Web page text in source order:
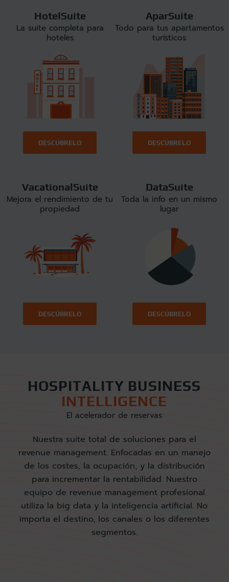
HotelSuite
La suite completa para
hoteles
DESCÚBRELO
AparSuite
Todo para tus apartamentos
turísticos
DESCÚBRELO
VacationalSuite
Mejora el rendimiento de tu
propiedad
DESCÚBRELO
DataSuite
Toda la info en un mismo
lugar
DESCÚBRELO
HOSPITALITY BUSINESS
INTELLIGENCE
El acelerador de reservas
Nuestra suite total de soluciones para el
revenue management. Enfocadas en un manejo
de los costes, la ocupación, y la distribución
para incrementar la rentabilidad. Nuestro
equipo de revenue management profesional
utiliza la big data y la inteligencia artificial. No
importa el destino, los canales o los diferentes
segmentos.